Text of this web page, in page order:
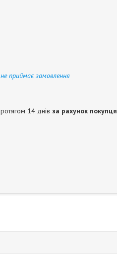
приймає замовлення
14 днів за рахунок покупця